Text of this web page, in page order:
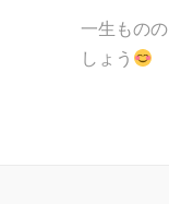
一生もの
しょう